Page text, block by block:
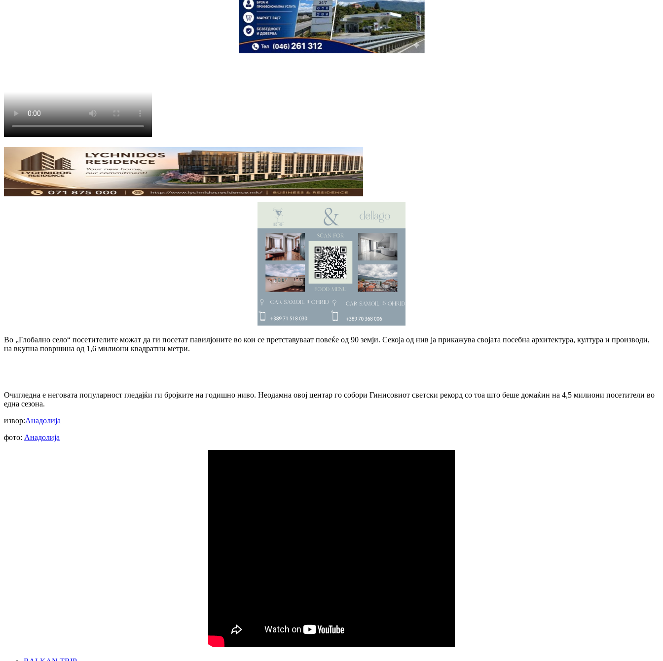
Во „Глобално село“ посетителите можат да ги посетат павилјоните во кои се претставуваат повеќе од 90 земји. Секоја од нив ја прикажува својата посебна архитектура, култура и производи,
на вкупна површина од 1,6 милиони квадратни метри.
Очигледна е неговата популарност гледајќи ги бројките на годишно ниво. Неодамна овој центар го собори Гинисовиот светски рекорд со тоа што беше домаќин на 4,5 милиони посетители во
една сезона.
извор:Анадолија
фото: Анадолија